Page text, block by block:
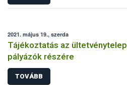
2021. május 19., szerda
Tájékoztatás az
pályázók részére
TOVÁBB